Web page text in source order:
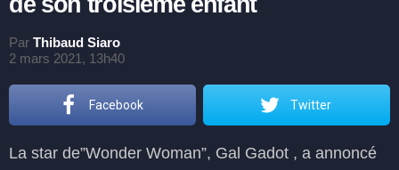
Par Thibaud Siaro
2 mars 2021, 13h40
Facebook Twitter
La star de”Wonder Woman”, Gal Gadot , a annoncé